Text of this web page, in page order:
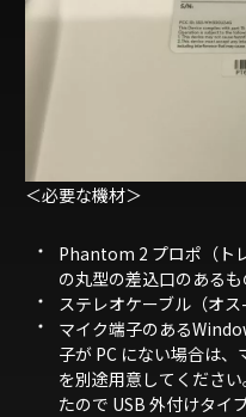
＜必要な機材＞
Phantom 2 プロポ（ト
の丸型の差込口のあるも
ステレオケーブル（オス-
マイク端子のある
子が PC にない場合は
を別途用意してくださ
たので USB 外付けタイ